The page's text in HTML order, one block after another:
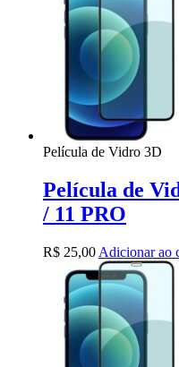
Película de Vidro 3D
Película de
/ 11 PRO
R$ 25,00 Adicionar ao